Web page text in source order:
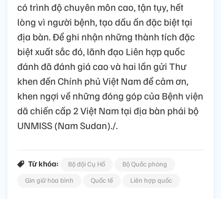
có trình độ chuyên môn cao, tận tụy, hết
lòng vì người bệnh, tạo dấu ấn đặc biệt tại
địa bàn. Để ghi nhận những thành tích đặc
biệt xuất sắc đó, lãnh đạo Liên hợp quốc
đánh đã đánh giá cao và hai lần gửi Thư
khen đến Chính phủ Việt Nam để cảm ơn,
khen ngợi về những đóng góp của Bệnh viện
dã chiến cấp 2 Việt Nam tại địa bàn phái bộ
UNMISS (Nam Sudan)./.
Từ khóa: Bộ đội Cụ Hồ
Bộ Quốc phòng
Gìn giữ hòa bình
Quốc tế Liên hợp quốc